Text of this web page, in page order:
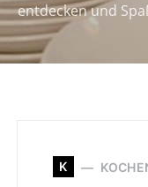
entdecken und
K